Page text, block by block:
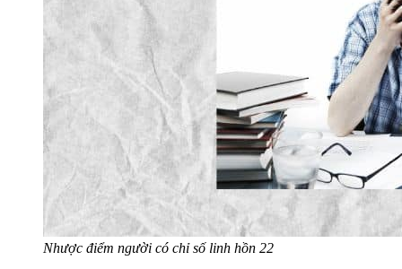
Nhược điểm người có chỉ số linh hồn 22